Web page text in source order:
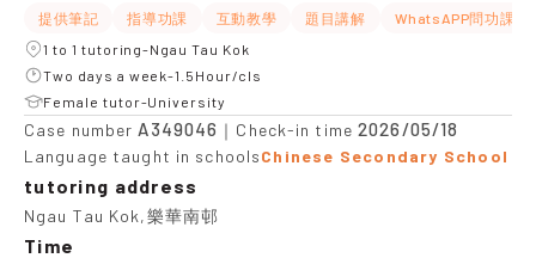
提供筆記 指導功課 互動教學 題目講解
WhatsAPP問功課
1 to 1 tutoring-Ngau Tau Kok
Two days a week-1.5Hour/cls
Female tutor-University
Case number A349046 ｜Check-in time2026/05/18
Language taught in schoolsChinese Secondary School
tutoring address
Ngau Tau Kok,樂華南邨
Time